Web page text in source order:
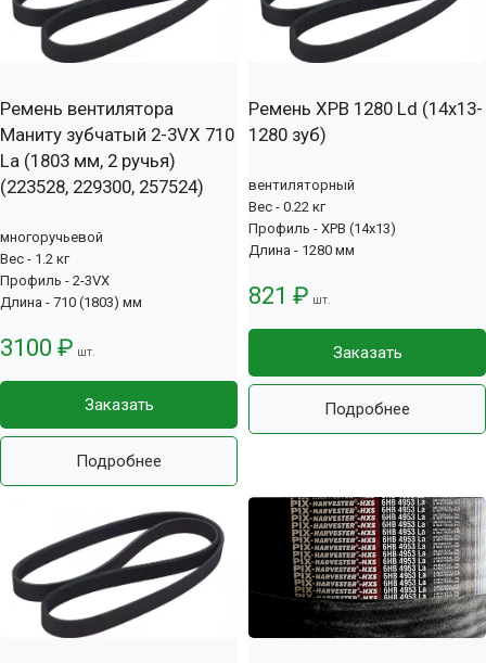
Ремень вентилятора
Маниту зубчатый 2-3VX 710
La (1803 мм, 2 ручья)
(223528, 229300, 257524)
многоручьевой
Вес - 1.2 кг
Профиль - 2-3VX
Длина - 710 (1803) мм
3100 ₽ шт.
Заказать
Подробнее
Ремень XPB 1280 Ld (14х13-
1280 зуб)
вентиляторный
Вес - 0.22 кг
Профиль - XPB (14x13)
Длина - 1280 мм
821 ₽ шт.
Заказать
Подробнее